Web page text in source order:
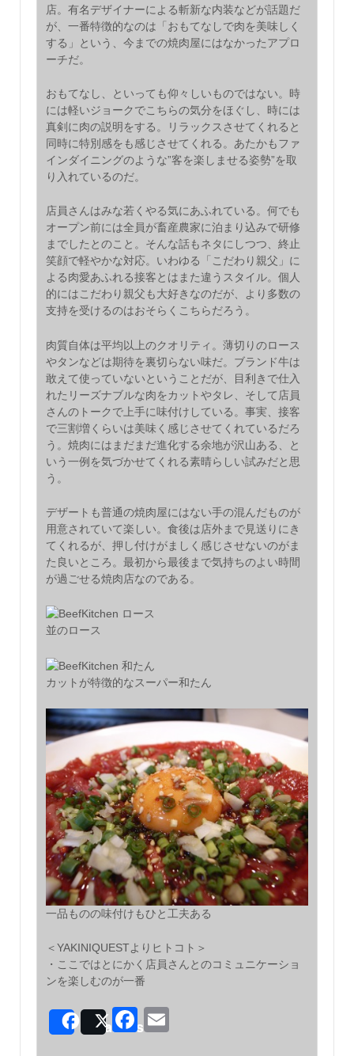
店。有名デザイナーによる斬新な内装などが話題だ
が、一番特徴的なのは「おもてなしで肉を美味しく
する」という、今までの焼肉屋にはなかったアプロ
ーチだ。
おもてなし、といっても仰々しいものではない。時
には軽いジョークでこちらの気分をほぐし、時には
真剣に肉の説明をする。リラックスさせてくれると
同時に特別感をも感じさせてくれる。あたかもファ
インダイニングのような”客を楽しませる姿勢”を取
り入れているのだ。
店員さんはみな若くやる気にあふれている。何でも
オープン前には全員が畜産農家に泊まり込みで研修
までしたとのこと。そんな話もネタにしつつ、終止
笑顔で軽やかな対応。いわゆる「こだわり親父」に
よる肉愛あふれる接客とはまた違うスタイル。個人
的にはこだわり親父も大好きなのだが、より多数の
支持を受けるのはおそらくこちらだろう。
肉質自体は平均以上のクオリティ。薄切りのロース
やタンなどは期待を裏切らない味だ。ブランド牛は
敢えて使っていないということだが、目利きで仕入
れたリーズナブルな肉をカットやタレ、そして店員
さんのトークで上手に味付けしている。事実、接客
で三割増くらいは美味く感じさせてくれているだろ
う。焼肉にはまだまだ進化する余地が沢山ある、と
いう一例を気づかせてくれる素晴らしい試みだと思
う。
デザートも普通の焼肉屋にはない手の混んだものが
用意されていて楽しい。食後は店外まで見送りにき
てくれるが、押し付けがましく感じさせないのがま
た良いところ。最初から最後まで気持ちのよい時間
が過ごせる焼肉店なのである。
並のロース
カットが特徴的なスーパー和たん
一品ものの味付けもひと工夫ある
＜YAKINIQUESTよりヒトコト＞
・ここではとにかく店員さんとのコミュニケーショ
ンを楽しむのが一番
SharePostFacebook